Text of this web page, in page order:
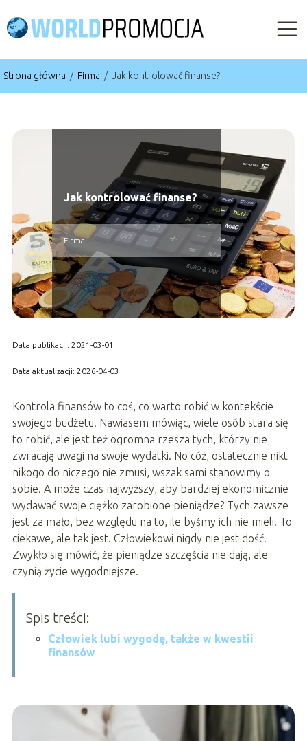
Strona główna / Firma / Jak kontrolować finanse?
Jak kontrolować finanse?
Firma
Data publikacji: 2021-03-01
Data aktualizacji: 2026-04-03
Kontrola finansów to coś, co warto robić w kontekście
swojego budżetu. Nawiasem mówiąc, wiele osób stara się
to robić, ale jest też ogromna rzesza tych, którzy nie
zwracają uwagi na swoje wydatki. No cóż, ostatecznie nikt
nikogo do niczego nie zmusi, wszak sami stanowimy o
sobie. A może czas najwyższy, aby bardziej ekonomicznie
wydawać swoje ciężko zarobione pieniądze? Tych zawsze
jest za mało, bez względu na to, ile byśmy ich nie mieli. To
ciekawe, ale tak jest. Człowiekowi nigdy nie jest dość.
Zwykło się mówić, że pieniądze szczęścia nie dają, ale
czynią życie wygodniejsze.
Spis treści:
Człowiek lubi wygodę, także w kwestii
finansów